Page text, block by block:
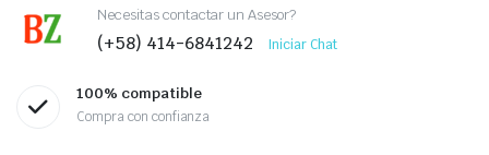
Necesitas contactar un Asesor?
(+58) 414-6841242 Iniciar Chat
100% compatible
Compra con confianza